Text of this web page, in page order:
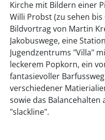
Kirche mit Bildern einer
Willi Probst (zu sehen
Bildvortrag von Martin
Jakobuswege, eine
Jugendzentrums "Villa"
leckerem Popkorn, ein
fantasievoller
verschiedener
sowie das Balancehalten
"slackline".